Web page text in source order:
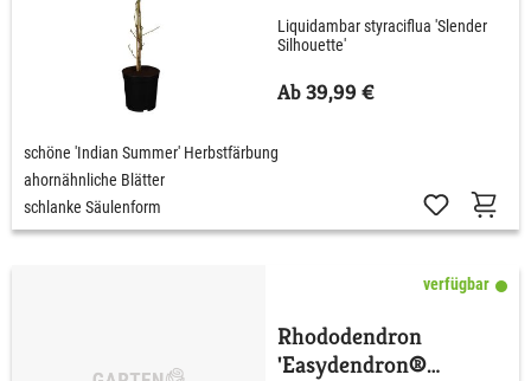
Liquidambar styraciflua 'Slender
Silhouette'
Ab 39,99 €
schöne 'Indian Summer' Herbstfärbung
ahornähnliche Blätter
schlanke Säulenform
verfügbar
Rhododendron
'Easydendron®